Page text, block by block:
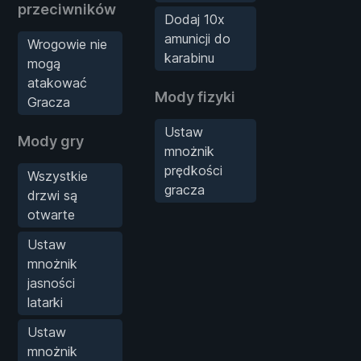
przeciwników
Wrogowie nie
mogą
atakować
Gracza
Mody gry
Wszystkie
drzwi są
otwarte
Ustaw
mnożnik
jasności
latarki
Ustaw
mnożnik
Dodaj 10x
amunicji do
karabinu
Mody fizyki
Ustaw
mnożnik
prędkości
gracza